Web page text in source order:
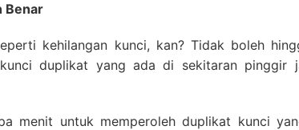
Benar
kehilangan kunci, kan? Tidak boleh
duplikat yang ada di sekitaran pinggir
menit untuk memperoleh duplikat kunci